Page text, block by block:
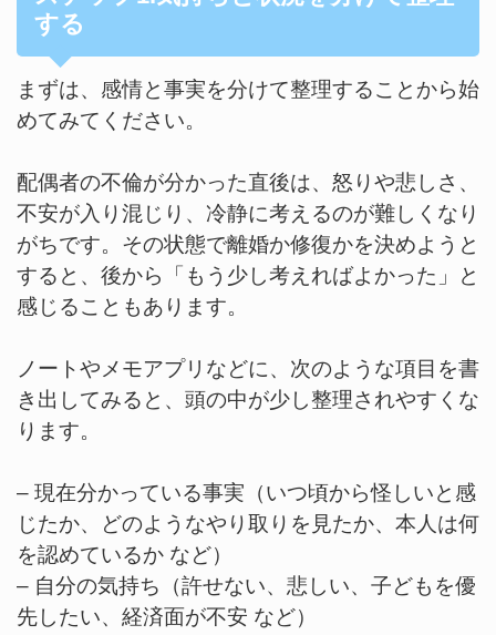
する
まずは、感情と事実を分けて整理することから始
めてみてください。
配偶者の不倫が分かった直後は、怒りや悲しさ、
不安が入り混じり、冷静に考えるのが難しくなり
がちです。その状態で離婚か修復かを決めようと
すると、後から「もう少し考えればよかった」と
感じることもあります。
ノートやメモアプリなどに、次のような項目を書
き出してみると、頭の中が少し整理されやすくな
ります。
– 現在分かっている事実（いつ頃から怪しいと感
じたか、どのようなやり取りを見たか、本人は何
を認めているか など）
– 自分の気持ち（許せない、悲しい、子どもを優
先したい、経済面が不安 など）